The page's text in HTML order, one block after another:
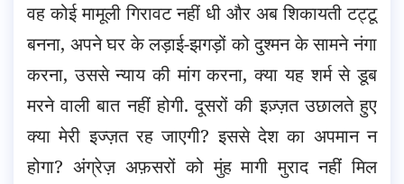
वह कोई मामूली गिरावट नहीं धी और अब शिकायती टट्टू
बनना, अपने घर के लड़ाई-झगड़ों को दुश्मन के सामने नंगा
करना, उससे न्याय की मांग करना, क्या यह शर्म से डूब
मरने वाली बात नहीं होगी. दूसरों की इज़्ज़त उछालते हुए
क्या मेरी इज्ज़त रह जाएगी? इससे देश का अपमान न
होगा? अंग्रेज़ अफ़सरों को मुंह मागी मुराद नहीं मिल